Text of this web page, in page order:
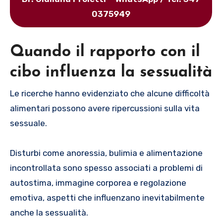
0375949
Quando il rapporto con il
cibo influenza la sessualità
Le ricerche hanno evidenziato che alcune difficoltà
alimentari possono avere ripercussioni sulla vita
sessuale.
Disturbi come anoressia, bulimia e alimentazione
incontrollata sono spesso associati a problemi di
autostima, immagine corporea e regolazione
emotiva, aspetti che influenzano inevitabilmente
anche la sessualità.